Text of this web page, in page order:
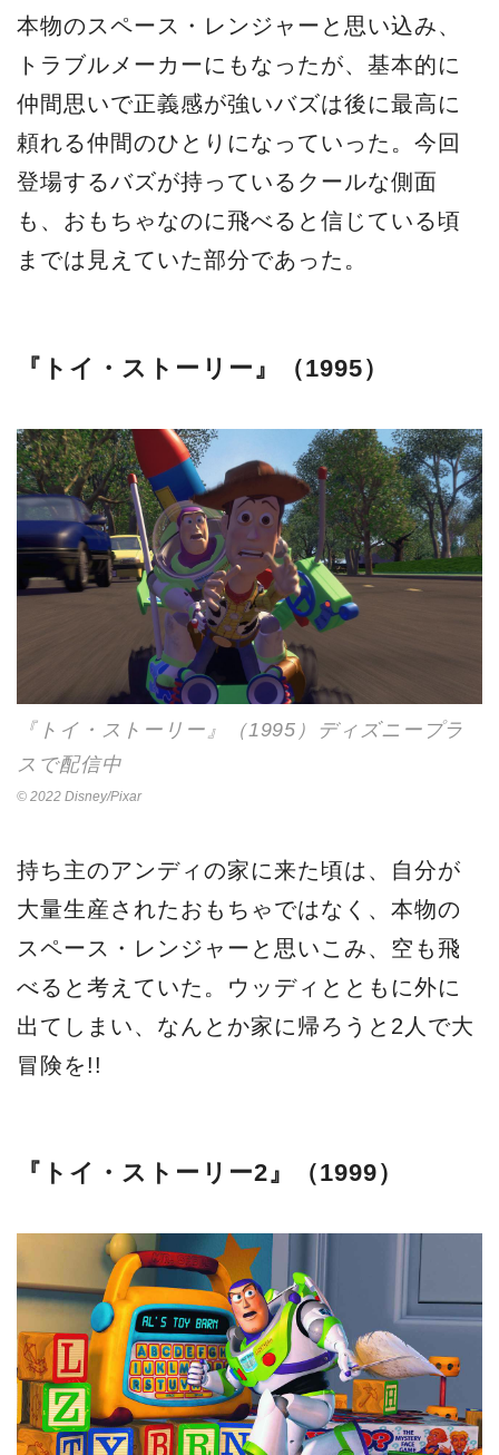
本物のスペース・レンジャーと思い込み、
トラブルメーカーにもなったが、基本的に
仲間思いで正義感が強いバズは後に最高に
頼れる仲間のひとりになっていった。今回
登場するバズが持っているクールな側面
も、おもちゃなのに飛べると信じている頃
までは見えていた部分であった。
『トイ・ストーリー』（1995）
『トイ・ストーリー』（1995）ディズニープラ
スで配信中
© 2022 Disney/Pixar
持ち主のアンディの家に来た頃は、自分が
大量生産されたおもちゃではなく、本物の
スペース・レンジャーと思いこみ、空も飛
べると考えていた。ウッディとともに外に
出てしまい、なんとか家に帰ろうと2人で大
冒険を!!
『トイ・ストーリー2』（1999）